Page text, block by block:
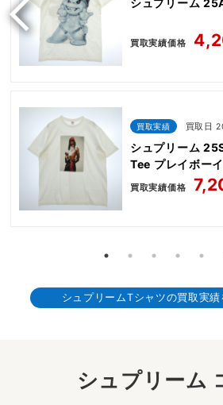
シュプリーム
買取実績価格
買取実績 買取日
シュプリーム
Tee プレイボー
ク 半袖 Tシャツ
買取実績価格
シュプリームTシャツの買取実
シュプリーム